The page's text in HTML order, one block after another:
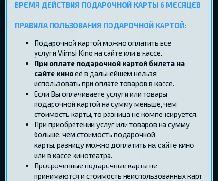
ВРЕМЯ ДЕЙСТВИЯ ПОДАРОЧНОЙ КАРТЫ 6 МЕСЯЦЕВ
ПРАВИЛА ПОЛЬЗОВАНИЯ ПОДАРОЧНОЙ КАРТОЙ:
Подарочной картой можно оплатить все
услуги Viimsi Kino на сайте или в кассе.
При оплате подарочной картой билета на
сайте киноеё в дальнейшем нельзя
использовать при оплате товаров в кассе.
Если Вы оплачиваете услуги или товары
подарочной картой на сумму меньше, чем
стоимость карты, то разница не компенсируется.
При приобретении услуг или товаров на сумму
больше, чем стоимость подарочной
карты, разницу можно доплатить на сайте кино
или в кассе кинотеатра.
Просроченные подарочные карты не
принимаются и стоимость неиспользованных карт